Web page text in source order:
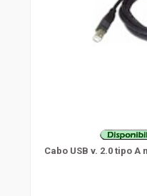
Cabo USB v. 2.0 tipo